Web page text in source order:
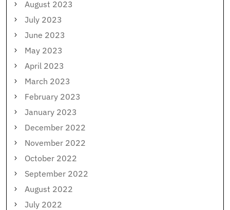
August 2023
July 2023
June 2023
May 2023
April 2023
March 2023
February 2023
January 2023
December 2022
November 2022
October 2022
September 2022
August 2022
July 2022